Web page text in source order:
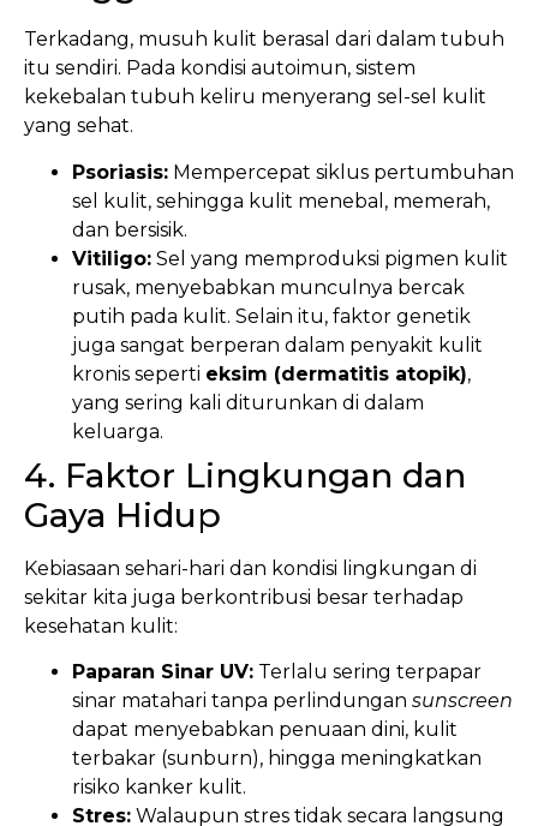
Terkadang, musuh kulit berasal dari dalam tubuh
itu sendiri. Pada kondisi autoimun, sistem
kekebalan tubuh keliru menyerang sel-sel kulit
yang sehat.
Psoriasis: Mempercepat siklus pertumbuhan
sel kulit, sehingga kulit menebal, memerah,
dan bersisik.
Vitiligo: Sel yang memproduksi pigmen kulit
rusak, menyebabkan munculnya bercak
putih pada kulit. Selain itu, faktor genetik
juga sangat berperan dalam penyakit kulit
kronis seperti eksim (dermatitis atopik),
yang sering kali diturunkan di dalam
keluarga.
4. Faktor Lingkungan dan
Gaya Hidup
Kebiasaan sehari-hari dan kondisi lingkungan di
sekitar kita juga berkontribusi besar terhadap
kesehatan kulit:
Paparan Sinar UV: Terlalu sering terpapar
sinar matahari tanpa perlindungan sunscreen
dapat menyebabkan penuaan dini, kulit
terbakar (sunburn), hingga meningkatkan
risiko kanker kulit.
Stres: Walaupun stres tidak secara langsung